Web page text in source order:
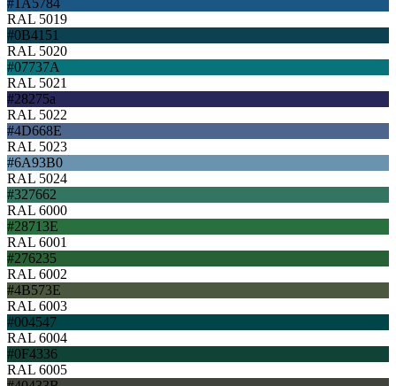
RAL 5019
#0B4151
RAL 5020
#07737A
RAL 5021
#28275a
RAL 5022
#4D668E
RAL 5023
#6A93B0
RAL 5024
#327662
RAL 6000
#28713E
RAL 6001
#276235
RAL 6002
#4B573E
RAL 6003
#004547
RAL 6004
#0F4336
RAL 6005